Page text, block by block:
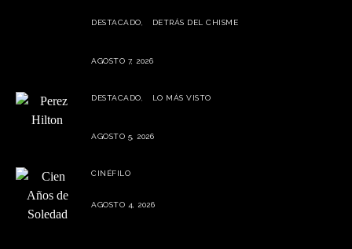
DESTACADO
DETRÁS DEL CHISME
AGOSTO 7, 2026
DESTACADO
LO MÁS VISTO
AGOSTO 5, 2026
CINÉFILO
AGOSTO 4, 2026